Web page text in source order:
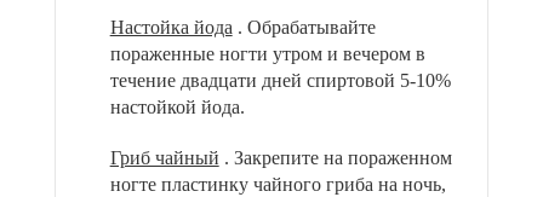
Настойка йода . Обрабатывайте
пораженные ногти утром и вечером в
течение двадцати дней спиртовой 5-10%
настойкой йода.
Гриб чайный . Закрепите на пораженном
ногте пластинку чайного гриба на ночь,